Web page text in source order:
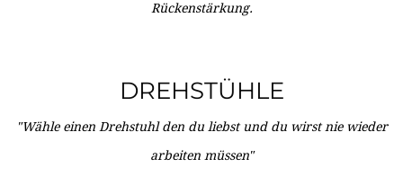
Rückenstärkung.
DREHSTÜHLE
"Wähle einen Drehstuhl den du liebst und du wirst nie wieder
arbeiten müssen"